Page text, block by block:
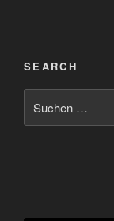
SEARCH
nach: